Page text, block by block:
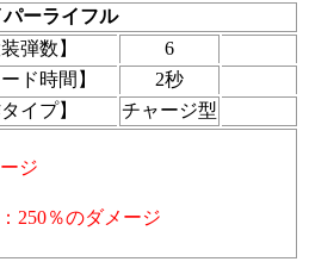
ーライフル
弾数】
6
ド時間】
2秒
イプ】
チャージ型
ジ
250％のダメージ